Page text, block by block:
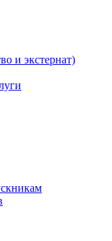
и экстернат)